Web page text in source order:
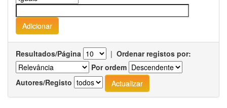
Resultados/Página | Ordenar registos por:
Por ordem
Autores/Registo